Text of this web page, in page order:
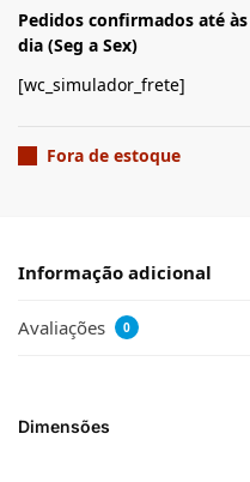
Pedidos confirmados até
dia (Seg a Sex)
[wc_simulador_frete]
Fora de estoque
Informação adicional
Avaliações 0
Dimensões